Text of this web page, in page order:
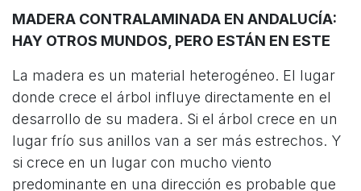
MADERA CONTRALAMINADA EN ANDALUCÍA:
HAY OTROS MUNDOS, PERO ESTÁN EN ESTE
La madera es un material heterogéneo. El lugar
donde crece el árbol influye directamente en el
desarrollo de su madera. Si el árbol crece en un
lugar frío sus anillos van a ser más estrechos. Y
si crece en un lugar con mucho viento
predominante en una dirección es probable que